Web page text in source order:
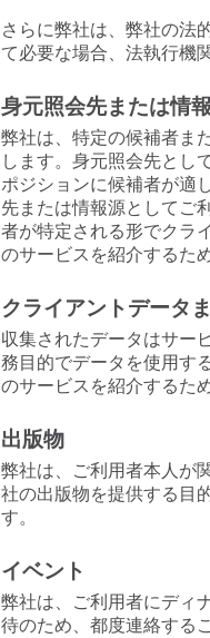
さらに弊社は、弊社の法
て必要な場合、法執行機
身元照会先または情
弊社は、特定の候補者ま
します。身元照会先とし
ポジションに候補者が適
先または情報源としてご
者が特定される形でクラ
のサービスを紹介するた
クライアントデータ
収集されたデータはサー
務目的でデータを使用す
のサービスを紹介するた
出版物
弊社は、ご利用者本人が
社の出版物を提供する目
す。
イベント
弊社は、ご利用者にディ
待のため、都度連絡する